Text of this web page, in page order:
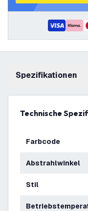
Spezifikationen
Technische
Farbcode
Abstrahlwinkel
Stil